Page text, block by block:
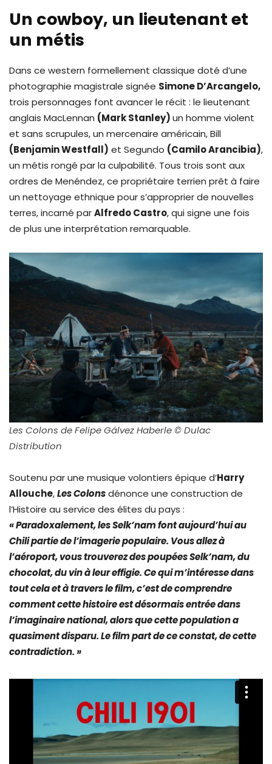
Un cowboy, un lieutenant et
un métis
Dans ce western formellement classique doté d’une
photographie magistrale signée Simone D’Arcangelo,
trois personnages font avancer le récit : le lieutenant
anglais MacLennan (Mark Stanley)un homme violent
et sans scrupules, un mercenaire américain, Bill
(Benjamin Westfall) et Segundo (Camilo Arancibia),
un métis rongé par la culpabilité. Tous trois sont aux
ordres de Menéndez, ce propriétaire terrien prêt à faire
un nettoyage ethnique pour s’approprier de nouvelles
terres, incarné parAlfredo Castro, qui signe une fois
de plus une interprétation remarquable.
Les Colons de Felipe Gálvez Haberle © Dulac
Distribution
Soutenu par une musique volontiers épique d’Harry
Allouche,Les Colonsdénonce une construction de
l’Histoire au service des élites du pays :
« Paradoxalement, les Selk’nam font aujourd’huiau
Chilipartie de l’imagerie populaire. Vous allez à
l’aéroport, vous trouverez des poupées Selk’nam, du
chocolat, du vin à leur effigie. Ce qui m’intéresse dans
tout cela et à travers le film, c’est de comprendre
comment cette histoire est désormais entrée dans
l’imaginaire national, alors que cette population a
quasiment disparu. Le film part de ce constat, de cette
contradiction. »